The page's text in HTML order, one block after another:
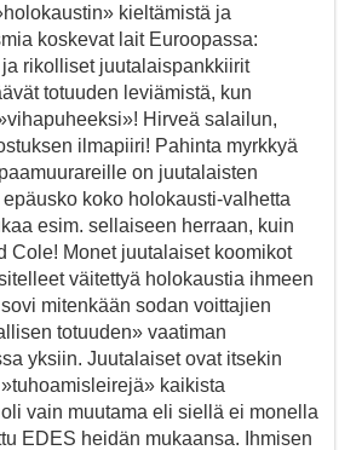
kieltämistä ja
koskevat lait Euroopassa:
rikolliset juutalaispankkiirit
totuuden leviämistä, kun
Hirveä salailun,
ilmapiiri! Pahinta myrkkyä
on juutalaisten
koko holokausti-valhetta
esim. sellaiseen herraan, kuin
Cole! Monet juutalaiset koomikot
väitettyä holokaustia ihmeen
mitenkään sodan voittajien
totuuden» vaatiman
yksiin. Juutalaiset ovat itsekin
kaikista
vain muutama eli siellä ei monella
EDES heidän mukaansa. Ihmisen